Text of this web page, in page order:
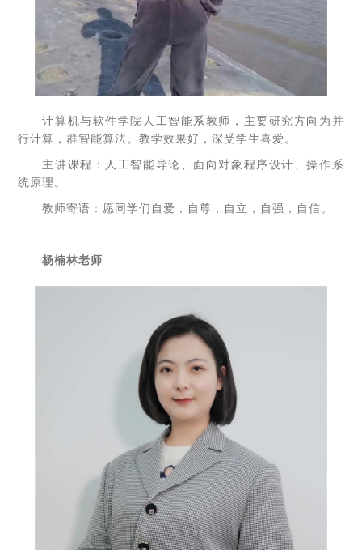
计算机与软件学院人工智能系教师，主要研究方向为并
行计算，群智能算法。教学效果好，深受学生喜爱。
主讲课程：人工智能导论、面向对象程序设计、操作系
统原理。
教师寄语：愿同学们自爱，自尊，自立，自强，自信。
杨楠林老师